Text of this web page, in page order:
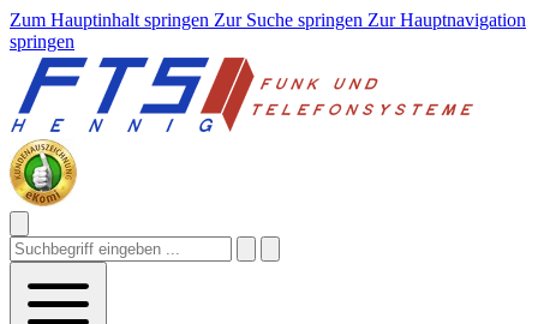
Zum Hauptinhalt springen Zur Suche springen Zur Hauptnavigation
springen